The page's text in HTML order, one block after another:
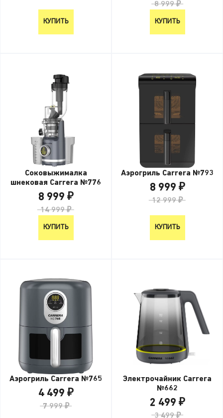
КУПИТЬ
8 999 ₽
КУПИТЬ
Соковыжималка
шнековая Carrera №776
8 999 ₽
14 999 ₽
КУПИТЬ
Аэрогриль Carrera №793
8 999 ₽
12 999 ₽
КУПИТЬ
Аэрогриль Carrera №765
4 499 ₽
7 999 ₽
Электрочайник Carrera
№662
2 499 ₽
3 499 ₽